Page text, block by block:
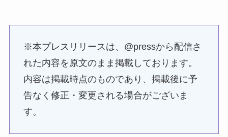
※本プレスリリースは、@pressから配信さ
れた内容を原文のまま掲載しております。
内容は掲載時点のものであり、掲載後に予
告なく修正・変更される場合がございま
す。